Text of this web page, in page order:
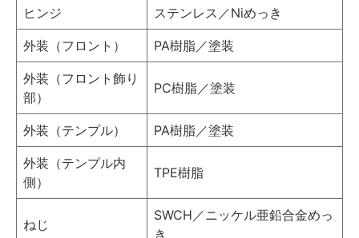
ヒンジ ステンレス／Niめっき
外装（フロント） PA樹脂／塗装
外装（フロント飾り
部）
PC樹脂／塗装
外装（テンプル） PA樹脂／塗装
外装（テンプル内
側）
TPE樹脂
ねじ
SWCH／ニッケル亜鉛合金めっ
き